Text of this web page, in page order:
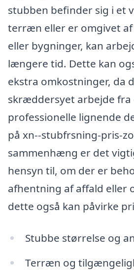
stubben befinder sig i et
terræn eller er omgivet
eller bygninger, kan
længere tid. Dette kan
ekstra omkostninger, da
skræddersyet arbejde fra
professionelle lignende
på xn--stubfrsning-pris-
sammenhæng er det
hensyn til, om der er
afhentning af affald eller
dette også kan påvirke
Stubbe størrelse og
Terræn og